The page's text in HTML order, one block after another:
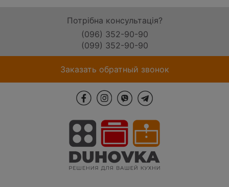
Потрібна консультація?
(096) 352-90-90
(099) 352-90-90
Заказать обратный звонок